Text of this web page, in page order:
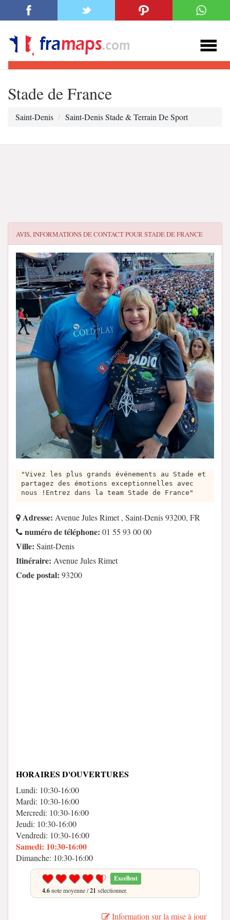
Stade de France
Saint-Denis Saint-Denis Stade & Terrain De Sport
AVIS, INFORMATIONS DE CONTACT POURSTADE DE FRANCE
"Vivez les plus grands événements au Stade et
partagez des émotions exceptionnelles avec
nous !Entrez dans la team Stade de France"
Adresse: Avenue Jules Rimet , Saint-Denis 93200, FR
numéro de téléphone: 01 55 93 00 00
Ville: Saint-Denis
Itinéraire: Avenue Jules Rimet
Code postal: 93200
HORAIRES D'OUVERTURES
Lundi: 10:30-16:00
Mardi: 10:30-16:00
Mercredi: 10:30-16:00
Jeudi: 10:30-16:00
Vendredi: 10:30-16:00
Samedi: 10:30-16:00
Dimanche: 10:30-16:00
Excellent
4.6note moyenne /21 sélectionner.
Information sur la mise à jour